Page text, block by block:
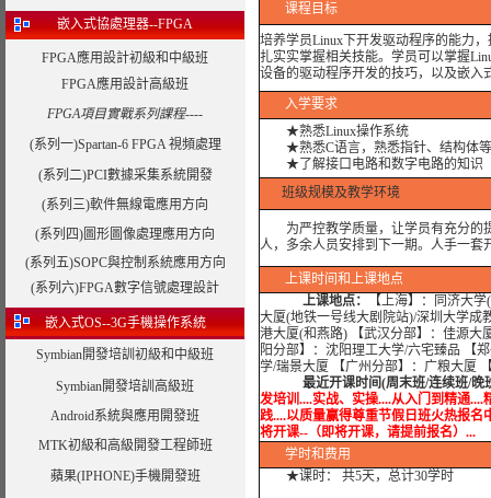
嵌入式協處理器--FPGA
FPGA應用設計初級和中級班
FPGA應用設計高級班
FPGA項目實戰系列課程----
(系列一)Spartan-6 FPGA 視頻處理
(系列二)PCI數據采集系統開發
(系列三)軟件無線電應用方向
(系列四)圖形圖像處理應用方向
(系列五)SOPC與控制系統應用方向
(系列六)FPGA數字信號處理設計
嵌入式OS--3G手機操作系統
Symbian開發培訓初級和中級班
Symbian開發培訓高級班
Android系統與應用開發班
MTK初級和高級開發工程師班
蘋果(IPHONE)手機開發班
课程目标
培养学员Linux下开发驱动程序的能力
扎实实掌握相关技能。学员可以掌握
设备的驱动程序开发的技巧，以及嵌入
入学要求
★熟悉Linux操作系统
★熟悉C语言，熟悉指针、结构体
★了解接口电路和数字电路的知识
班级规模及教学环境
为严控教学质量，让学员有充分的
人，多余人员安排到下一期。人手一套
上课时间和上课地点
上课地点：
【上海】：同济大
大厦(地铁一号线大剧院站)/深圳大学成
港大厦(和燕路) 【武汉分部】：佳源大
阳分部】：沈阳理工大学/六宅臻品 【
学/瑞景大厦 【广州分部】：广粮大厦
最近开课时间(周末班/连续班/晚
发培训....实战、实操....从入门到精通
践....以质量赢得尊重节假日班火热报名
将开课--（即将开课，请提前报名）...
学时和费用
★课时： 共5天，总计30学时